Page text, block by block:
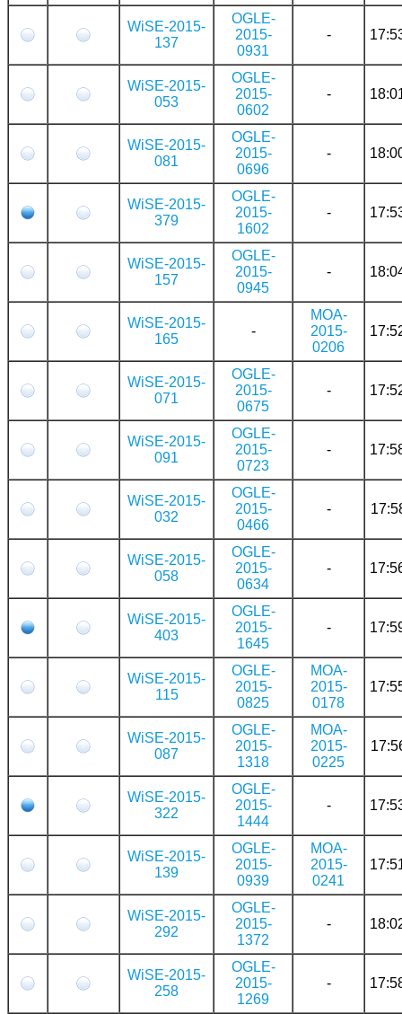
WiSE-2015-
137
OGLE-
2015-
0931
-
WiSE-2015-
053
OGLE-
2015-
0602
-
WiSE-2015-
081
OGLE-
2015-
0696
-
WiSE-2015-
379
OGLE-
2015-
1602
-
WiSE-2015-
157
OGLE-
2015-
0945
-
WiSE-2015-
165
-
MOA-
2015-
0206
WiSE-2015-
071
OGLE-
2015-
0675
-
WiSE-2015-
091
OGLE-
2015-
0723
-
WiSE-2015-
032
OGLE-
2015-
0466
-
WiSE-2015-
058
OGLE-
2015-
0634
-
WiSE-2015-
403
OGLE-
2015-
1645
-
WiSE-2015-
115
OGLE-
2015-
0825
MOA-
2015-
0178
WiSE-2015-
087
OGLE-
2015-
1318
MOA-
2015-
0225
WiSE-2015-
322
OGLE-
2015-
1444
-
WiSE-2015-
139
OGLE-
2015-
0939
MOA-
2015-
0241
WiSE-2015-
292
OGLE-
2015-
1372
-
WiSE-2015-
258
OGLE-
2015-
1269
-